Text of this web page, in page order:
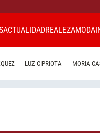
ACTUALIDADREALEZAMODA
LUZ CIPRIOTA MORIA